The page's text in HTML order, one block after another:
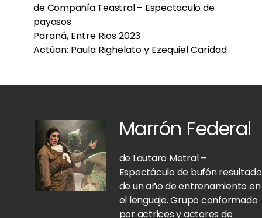
de Compañía Teastral – Espectaculo de
payasos
Paraná, Entre Rios 2023
Actúan: Paula Righelato y Ezequiel Caridad
Marrón Federal
de Lautaro Metral –
Espectáculo de bufón resultado
de un año de entrenamiento en
el lenguaje. Grupo conformado
por actrices y actores de